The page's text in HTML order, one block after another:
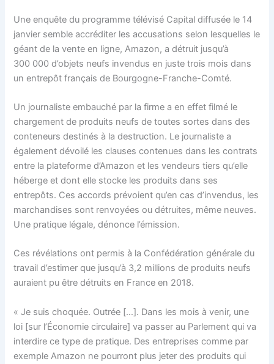
Une enquête du programme télévisé Capital diffusée le 14
janvier semble accréditer les accusations selon lesquelles le
géant de la vente en ligne, Amazon, a détruit jusqu’à
300 000 d’objets neufs invendus en juste trois mois dans
un entrepôt français de Bourgogne-Franche-Comté.
Un journaliste embauché par la firme a en effet filmé le
chargement de produits neufs de toutes sortes dans des
conteneurs destinés à la destruction. Le journaliste a
également dévoilé les clauses contenues dans les contrats
entre la plateforme d’Amazon et les vendeurs tiers qu’elle
héberge et dont elle stocke les produits dans ses
entrepôts. Ces accords prévoient qu’en cas d’invendus, les
marchandises sont renvoyées ou détruites, même neuves.
Une pratique légale, dénonce l’émission.
Ces révélations ont permis à la Confédération générale du
travail d’estimer que jusqu’à 3,2 millions de produits neufs
auraient pu être détruits en France en 2018.
« Je suis choquée. Outrée […]. Dans les mois à venir, une
loi [sur l’Économie circulaire] va passer au Parlement qui va
interdire ce type de pratique. Des entreprises comme par
exemple Amazon ne pourront plus jeter des produits qui